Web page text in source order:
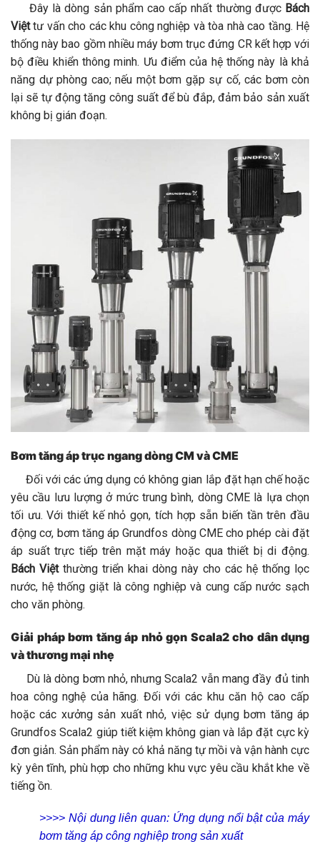
Đây là dòng sản phẩm cao cấp nhất thường được Bách
Việttư vấn cho các khu công nghiệp và tòa nhà cao tầng. Hệ
thống này bao gồm nhiều máy bơm trục đứng CR kết hợp với
bộ điều khiển thông minh. Ưu điểm của hệ thống này là khả
năng dự phòng cao; nếu một bơm gặp sự cố, các bơm còn
lại sẽ tự động tăng công suất để bù đắp, đảm bảo sản xuất
không bị gián đoạn.
Bơm tăng áp trục ngang dòng CM và CME
Đối với các ứng dụng có không gian lắp đặt hạn chế hoặc
yêu cầu lưu lượng ở mức trung bình, dòng CME là lựa chọn
tối ưu. Với thiết kế nhỏ gọn, tích hợp sẵn biến tần trên đầu
động cơ, bơm tăng áp Grundfos dòng CME cho phép cài đặt
áp suất trực tiếp trên mặt máy hoặc qua thiết bị di động.
Bách Việtthường triển khai dòng này cho các hệ thống lọc
nước, hệ thống giặt là công nghiệp và cung cấp nước sạch
cho văn phòng.
Giải pháp bơm tăng áp nhỏ gọn Scala2 cho dân dụng
và thương mại nhẹ
Dù là dòng bơm nhỏ, nhưng Scala2 vẫn mang đầy đủ tinh
hoa công nghệ của hãng. Đối với các khu căn hộ cao cấp
hoặc các xưởng sản xuất nhỏ, việc sử dụng bơm tăng áp
Grundfos Scala2 giúp tiết kiệm không gian và lắp đặt cực kỳ
đơn giản. Sản phẩm này có khả năng tự mồi và vận hành cực
kỳ yên tĩnh, phù hợp cho những khu vực yêu cầu khắt khe về
tiếng ồn.
>>>> Nội dung liên quan: Ứng dụng nổi bật của máy
bơm tăng áp công nghiệp trong sản xuất